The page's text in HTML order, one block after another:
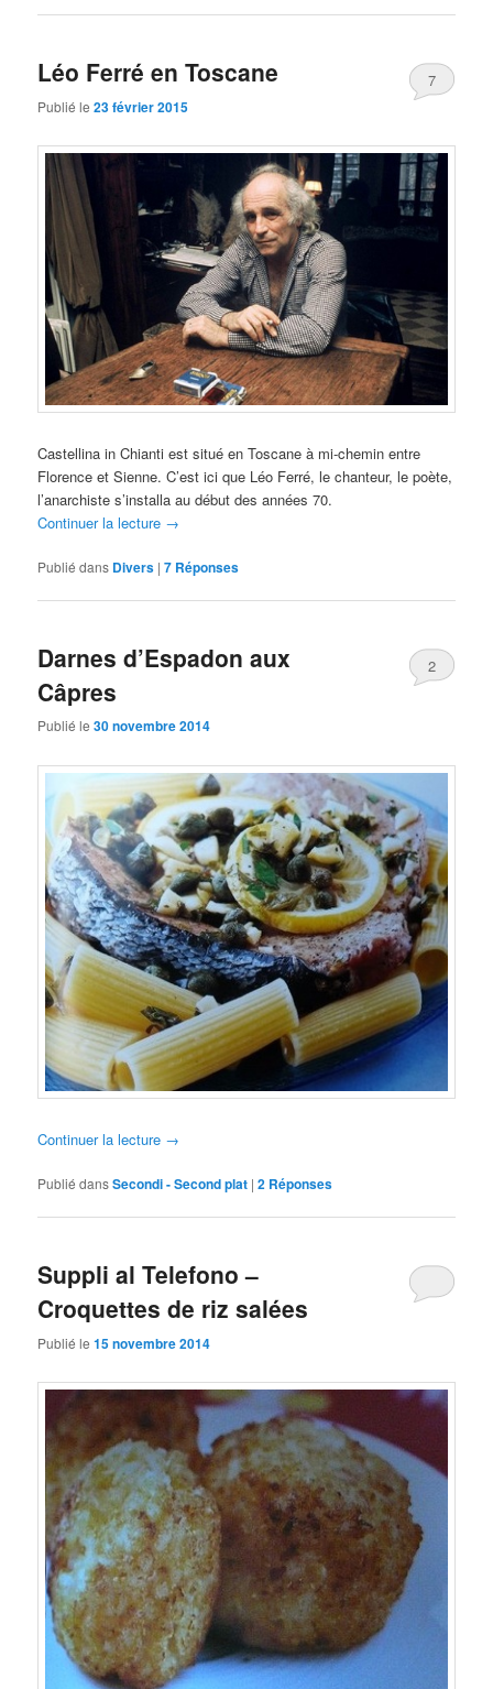
Léo Ferré en Toscane
Publié le23 février 2015
7
Castellina in Chianti est situé en Toscane à mi-chemin entre
Florence et Sienne. C’est ici que Léo Ferré, le chanteur, le poète,
l’anarchiste s’installa au début des années 70.
Continuer la lecture →
Publié dans Divers |7 Réponses
Darnes d’Espadon aux
Câpres
Publié le30 novembre 2014
2
Continuer la lecture →
Publié dansSecondi - Second plat |2 Réponses
Suppli al Telefono –
Croquettes de riz salées
Publié le15 novembre 2014